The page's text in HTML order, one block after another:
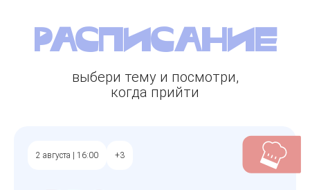
Расписание
выбери тему и посмотри,
когда прийти
2 августа | 16:00 +3